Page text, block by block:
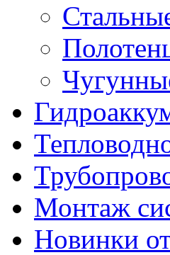
Монтаж
Новинки